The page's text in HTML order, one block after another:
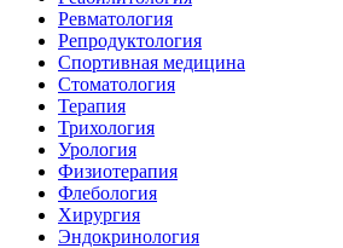
Ревматология
Репродуктология
Спортивная медицина
Стоматология
Терапия
Трихология
Урология
Физиотерапия
Флебология
Хирургия
Эндокринология